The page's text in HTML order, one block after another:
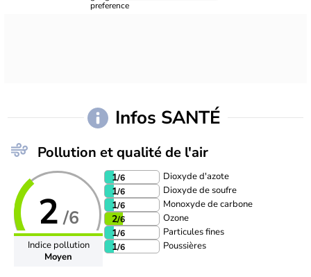
Infos SANTÉ
Pollution et qualité de l'air
2 /6
Indice pollution
Moyen
1/6 Dioxyde d'azote
1/6 Dioxyde de soufre
1/6 Monoxyde de carbone
2/6 Ozone
1/6 Particules fines
1/6 Poussières